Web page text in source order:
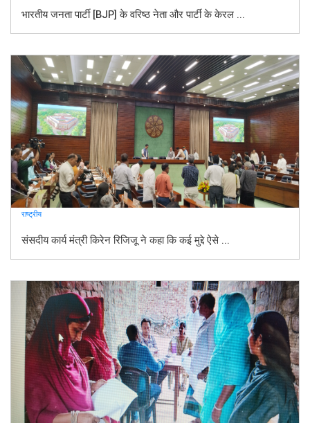
भारतीय जनता पार्टी [BJP] के वरिष्ठ नेता और पार्टी के केरल ...
राष्ट्रीय
संसदीय कार्य मंत्री किरेन रिजिजू ने कहा कि कई मुद्दे ऐसे ...